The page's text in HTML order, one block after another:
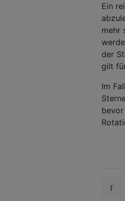
Ein
mehr
der
gilt
Im
bevor